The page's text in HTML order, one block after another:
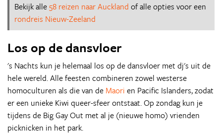
Bekijk alle58 reizen naar Auckland of alle opties voor een
rondreis Nieuw-Zeeland
Los op de dansvloer
's Nachts kun je helemaal los op de dansvloer met dj's uit de
hele wereld. Alle feesten combineren zowel westerse
homoculturen als die van de Maori en Pacific Islanders, zodat
er een unieke Kiwi queer-sfeer ontstaat. Op zondag kun je
tijdens de Big Gay Out met al je (nieuwe homo) vrienden
picknicken in het park.